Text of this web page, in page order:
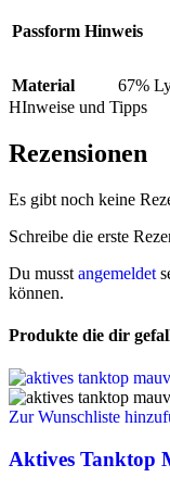
Passform Hinweis
Material
67%
HInweise und Tipps
Rezensionen
Es gibt noch keine
Schreibe die erste
Du musst angemeldet
können.
Produkte die dir
Zur Wunschliste
Aktives Tanktop